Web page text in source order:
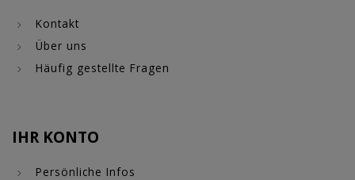
Kontakt
Über uns
Häufig gestellte Fragen
IHR KONTO
Persönliche Infos